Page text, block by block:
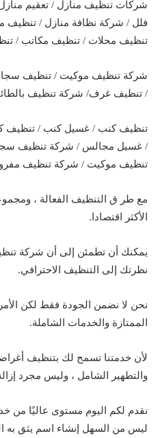
شركات تنظيف منازل / تعقيم
فلل / شركة نظافة منازل /
تنظيف محلات / تنظيف مكاتب /
شركة تنظيف موكيت / تنظيف
/ تنظيف غرف/ شركة تنظيف
تنظيف كنب / غسيل كنب / تنظيف
/ غسيل مجالس / شركة تنظيف
تنظيف موكيت / شركة تنظيف
مع طر ق التنظيف الفعالة ،
الأكثر اقتصادا.
يمكنك أن تطمئن إلى أن شركة
نظرتك إلى التنظيف الاحترافي.
نحن لا نضمن الجودة فقط لكن
الممتازة والخدمات الشاملة.
لأن خدمتنا تسمح لك بتنظيف
والتطهير الشامل ، وليس مجرد
نقدم لكم اليوم مستوى عاليًا من
ليس من السهل إنشاء اسم يثق به